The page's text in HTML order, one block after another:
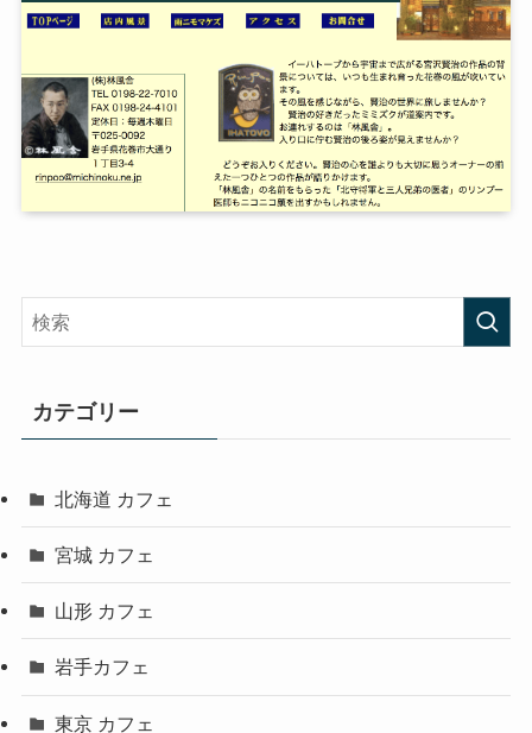
カテゴリー
北海道 カフェ
宮城 カフェ
山形 カフェ
岩手カフェ
東京 カフェ